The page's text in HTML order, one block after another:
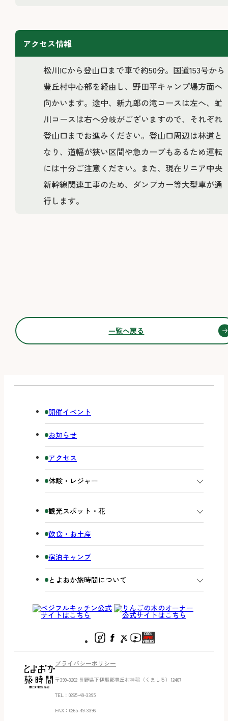
アクセス情報
松川ICから登山口まで車で約50分。国道153号から
豊丘村中心部を経由し、野田平キャンプ場方面へ
向かいます。途中、新九郎の滝コースは左へ、虻
川コースは右へ分岐がございますので、それぞれ
登山口までお進みください。登山口周辺は林道と
なり、道幅が狭い区間や急カーブもあるため運転
には十分ご注意ください。また、現在リニア中央
新幹線関連工事のため、ダンプカー等大型車が通
行します。
一覧へ戻る
開催イベント
お知らせ
アクセス
体験・レジャー
観光スポット・花
飲食・お土産
宿泊キャンプ
とよおか旅時間について
プライバシーポリシー
〒399-3202 ⻑野県下伊那郡豊丘村神稲（くましろ）12407
TEL：0265-49-3395
FAX：0265-49-3396